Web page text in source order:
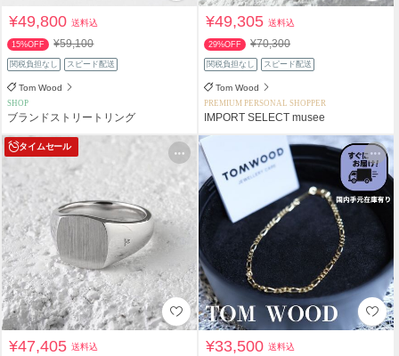
¥49,800送料込
15%OFF ¥59,100
関税負担なし スピード配送
Tom Wood
SHOP
ブランドストリートリング
¥49,305送料込
29%OFF ¥70,300
関税負担なし スピード配送
Tom Wood
PREMIUM PERSONAL SHOPPER
IMPORT SELECT musee
タイムセール
¥47,405送料込 ¥33,500送料込